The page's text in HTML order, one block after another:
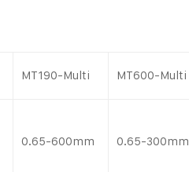
MT190-Multi MT600-Multi
0.65-600mm 0.65-300mm